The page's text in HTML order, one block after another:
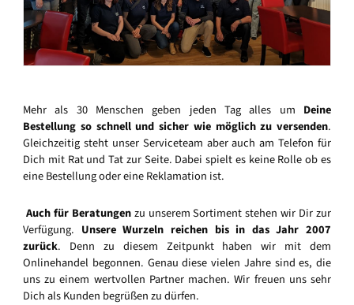
Mehr als 30 Menschen geben jeden Tag alles um Deine
Bestellung so schnell und sicher wie möglich zu versenden.
Gleichzeitig steht unser Serviceteam aber auch am Telefon für
Dich mit Rat und Tat zur Seite. Dabei spielt es keine Rolle ob es
eine Bestellung oder eine Reklamation ist.
Auch für Beratungenzu unserem Sortiment stehen wir Dir zur
Verfügung. Unsere Wurzeln reichen bis in das Jahr 2007
zurück. Denn zu diesem Zeitpunkt haben wir mit dem
Onlinehandel begonnen. Genau diese vielen Jahre sind es, die
uns zu einem wertvollen Partner machen. Wir freuen uns sehr
Dich als Kunden begrüßen zu dürfen.